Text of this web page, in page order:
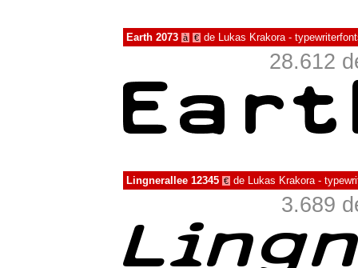
Earth 2073 à € de Lukas Krakora -
28.612
Lingnerallee 12345 € de Lukas Krakora -
3.689